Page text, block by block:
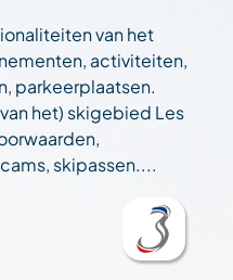
van het
activiteiten,
parkeerplaatsen.
het) skigebied Les
skipassen....